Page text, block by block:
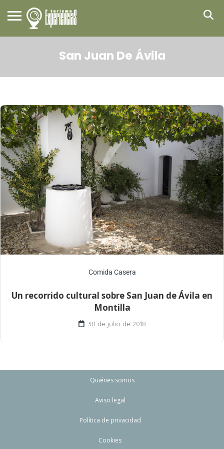
San Juan De Ávila
Comida Casera
Un recorrido cultural sobre San Juan de Ávila en
Montilla
30 de julio de 2018
Quiénes somos
Aviso legal
Política de privacidad
Cookies